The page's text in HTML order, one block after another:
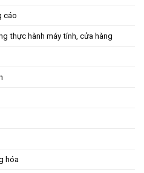
cáo
thực hành máy tính, cửa hàng
hóa